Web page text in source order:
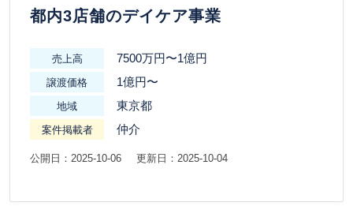
都内3店舗のデイケア事業
売上高 7500万円〜1億円
譲渡価格 1億円〜
地域 東京都
案件掲載者 仲介
公開日：2025-10-06 更新日：2025-10-04